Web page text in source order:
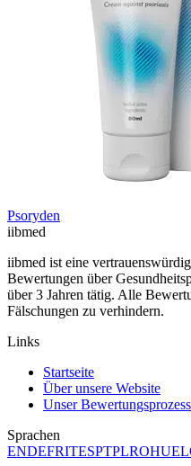
Psoryden
iibmed
iibmed ist eine
Bewertungen über
über 3 Jahren tätig. Alle
Fälschungen zu verhindern.
Links
Startseite
Über unsere Website
Unser Bewertungsprozess
Sprachen
ENDEFRITESPTPLROHUEL